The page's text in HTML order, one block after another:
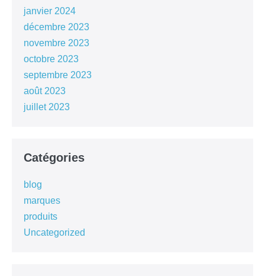
janvier 2024
décembre 2023
novembre 2023
octobre 2023
septembre 2023
août 2023
juillet 2023
Catégories
blog
marques
produits
Uncategorized